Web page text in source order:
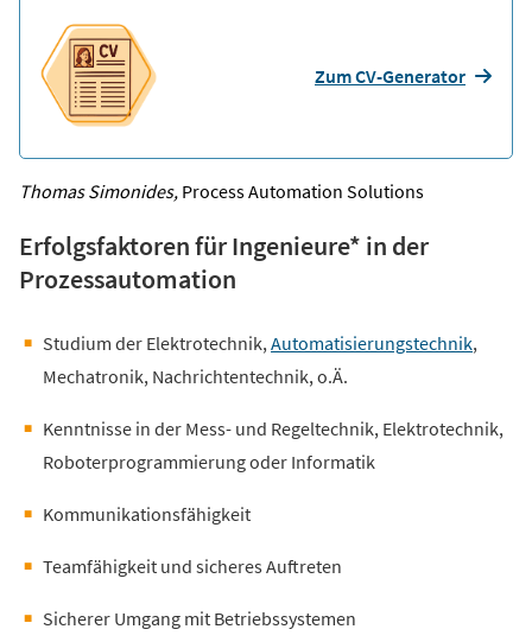
Zum CV-Generator
Thomas Simonides, Process Automation Solutions
Erfolgsfaktoren für Ingenieure* in der
Prozessautomation
Studium der Elektrotechnik, Automatisierungstechnik,
Mechatronik, Nachrichtentechnik, o.Ä.
Kenntnisse in der Mess- und Regeltechnik, Elektrotechnik,
Roboterprogrammierung oder Informatik
Kommunikationsfähigkeit
Teamfähigkeit und sicheres Auftreten
Sicherer Umgang mit Betriebssystemen